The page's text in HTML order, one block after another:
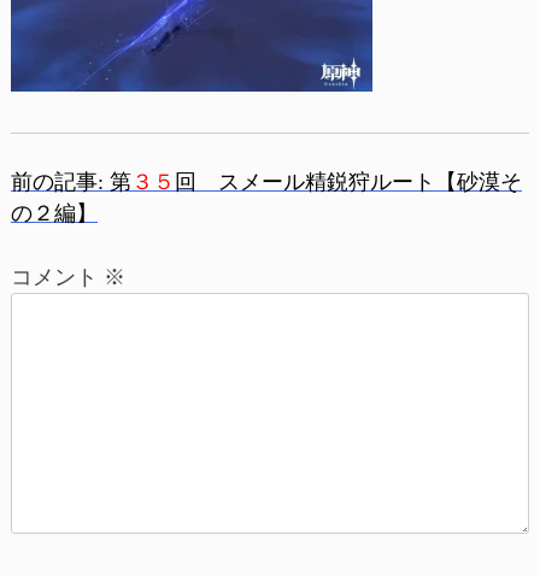
投
前の記事: 第３５ 回 スメール精鋭狩ルート【砂漠そ
の２編】
コメント ※